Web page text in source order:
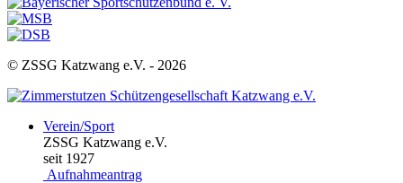
© ZSSG Katzwang e.V. - 2026
Verein/Sport
ZSSG Katzwang e.V.
seit 1927
Aufnahmeantrag